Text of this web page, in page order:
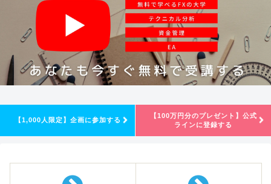
【1,000人限定】企画に参加する
【100万円分のプレゼント】公式
ラインに登録する